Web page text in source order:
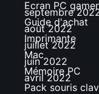
septembre
août 2022
juillet 2022
juin 2022
avril 2022
Ecran PC gamer
Guide d'achat
Imprimante
Mac
Mémoire PC
Pack souris